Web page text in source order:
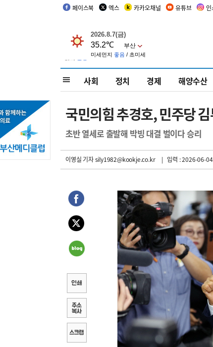
페이스북 엑스 카카오채널 유튜브 인
사회 정치 경제 해양수산
국민의힘 추경호, 민주당
초반 열세로 출발해 박빙 대결 벌이다 승리
이영실 기자sily1982@kookje.co.kr | 입력 : 2026-06-